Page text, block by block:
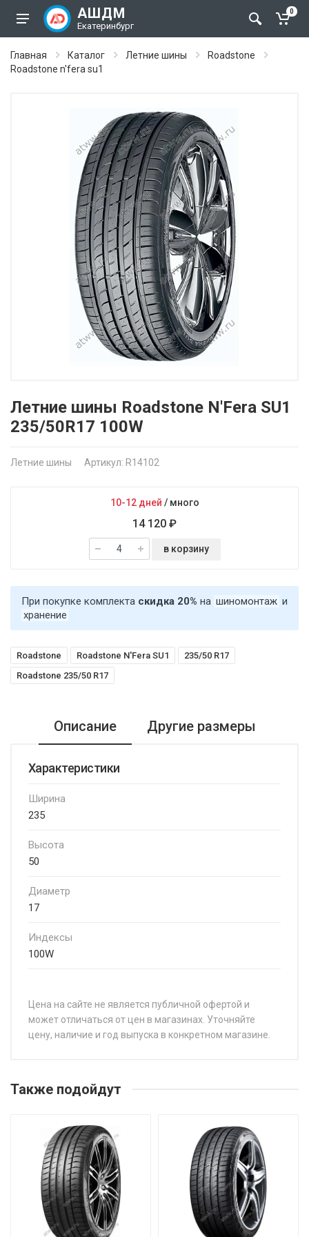
АШДМ
Екатеринбург
0
Главная Каталог Летние шины
Roadstone
Roadstone n'fera su1
Летние шины Roadstone N'Fera SU1
235/50R17 100W
Летние шины Артикул: R14102
10-12 дней / много
14 120 ₽
в корзину
При покупке комплекта скидка 20% на шиномонтаж и
хранение
Roadstone Roadstone N'Fera SU1
235/50 R17
Roadstone 235/50 R17
Описание Другие размеры
Характеристики
Ширина
235
Высота
50
Диаметр
17
Индексы
100W
Цена на сайте не является публичной офертой и
может отличаться от цен в магазинах. Уточняйте
цену, наличие и год выпуска в конкретном магазине.
Roadstone N'Fera SU1 185/55R16 83V
Roadstone N'Fera SU1 205/45R16 87W
Roadstone N'Fera SU1 205/55R16 94W
Roadstone N'Fera SU1 215/35R18 84Y
Также подойдут